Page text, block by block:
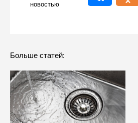
новостью
Больше статей: